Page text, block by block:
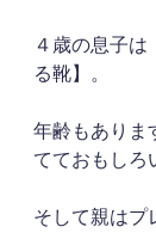
４歳の息子
る靴】。
年齢もありま
てておもしろ
そして親はプ